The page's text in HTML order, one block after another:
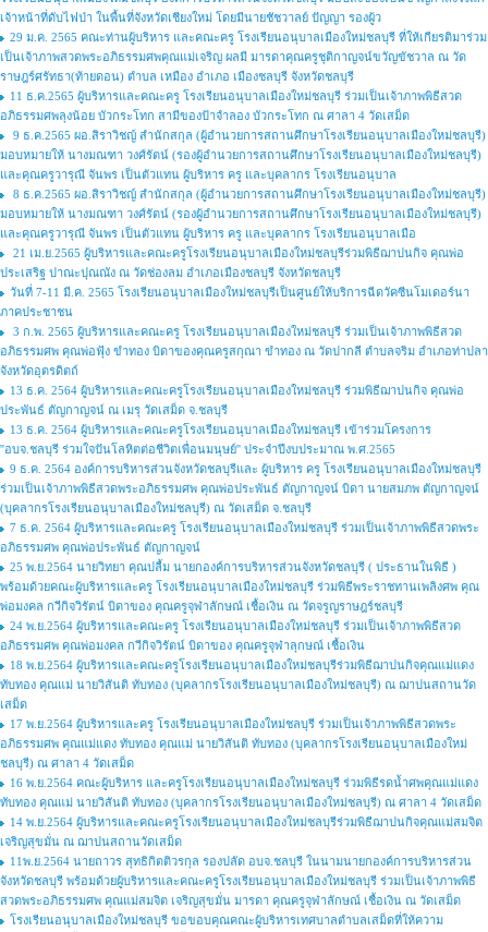
เจ้าหน้าที่ดับไฟป่า ในพื้นที่จังหวัดเชียงใหม่ โดยมีนายชัชวาลย์ ปัญญา รองผู้ว
29 ม.ค. 2565 คณะท่านผู้บริหาร และคณะครู โรงเรียนอนุบาลเมืองใหม่ชลบุรี ที่ให้เกียรติมาร่วม
เป็นเจ้าภาพสวดพระอภิธรรมศพคุณแม่เจริญ ผลมี มารดาคุณครูชุติกาญจน์ขวัญขัชวาล ณ วัด
ราษฎร์ศรัทธา(ท้ายดอน) ตำบล เหมือง อำเภอ เมืองชลบุรี จังหวัดชลบุรี
11 ธ.ค.2565 ผู้บริหารและคณะครู โรงเรียนอนุบาลเมืองใหม่ชลบุรี ร่วมเป็นเจ้าภาพพิธีสวด
อภิธรรมศพลุงน้อย บัวกระโทก สามีของป้าจำลอง บัวกระโทก ณ ศาลา 4 วัดเสม็ด
9 ธ.ค.2565 ผอ.สิราวิชญ์ สำนักสกุล (ผู้อำนวยการสถานศึกษาโรงเรียนอนุบาลเมืองใหม่ชลบุรี)
มอบหมายให้ นางมณฑา วงศ์รัตน์ (รองผู้อำนวยการสถานศึกษาโรงเรียนอนุบาลเมืองใหม่ชลบุรี)
และคุณครูวารุณี จันพร เป็นตัวแทน ผู้บริหาร ครู และบุคลากร โรงเรียนอนุบาล
8 ธ.ค.2565 ผอ.สิราวิชญ์ สำนักสกุล (ผู้อำนวยการสถานศึกษาโรงเรียนอนุบาลเมืองใหม่ชลบุรี)
มอบหมายให้ นางมณฑา วงศ์รัตน์ (รองผู้อำนวยการสถานศึกษาโรงเรียนอนุบาลเมืองใหม่ชลบุรี)
และคุณครูวารุณี จันพร เป็นตัวแทน ผู้บริหาร ครู และบุคลากร โรงเรียนอนุบาลเมือ
21 เม.ย.2565 ผู้บริหารและคณะครูโรงเรียนอนุบาลเมืองใหม่ชลบุรีร่วมพิธีฌาปนกิจ คุณพ่อ
ประเสริฐ ปาณะปุณณัง ณ วัดช่องลม อำเภอเมืองชลบุรี จังหวัดชลบุรี
วันที่ 7-11 มี.ค. 2565 โรงเรียนอนุบาลเมืองใหม่ชลบุรีเป็นศูนย์ให้บริการฉีดวัคซีนโมเดอร์นา
ภาคประชาชน
3 ก.พ. 2565 ผู้บริหารและคณะครู โรงเรียนอนุบาลเมืองใหม่ชลบุรี ร่วมเป็นเจ้าภาพพิธีสวด
อภิธรรมศพ คุณพ่อฟุ้ง ขำทอง บิดาของคุณครูสกุณา ขำทอง ณ วัดปากลี ตำบลจริม อำเภอท่าปลา
จังหวัดอุตรดิตถ์
13 ธ.ค. 2564 ผู้บริหารและคณะครูโรงเรียนอนุบาลเมืองใหม่ชลบุรี ร่วมพิธีฌาปนกิจ คุณพ่อ
ประพันธ์ ตัญกาญจน์ ณ เมรุ วัดเสม็ด จ.ชลบุรี
13 ธ.ค. 2564 ผู้บริหารและคณะครูโรงเรียนอนุบาลเมืองใหม่ชลบุรี เข้าร่วมโครงการ
''อบจ.ชลบุรี ร่วมใจปันโลหิตต่อชีวิตเพื่อนมนุษย์'' ประจำปีงบประมาณ พ.ศ.2565
9 ธ.ค. 2564 องค์การบริหารส่วนจังหวัดชลบุรีและ ผู้บริหาร ครู โรงเรียนอนุบาลเมืองใหม่ชลบุรี
ร่วมเป็นเจ้าภาพพิธีสวดพระอภิธรรมศพ คุณพ่อประพันธ์ ตัญกาญจน์ บิดา นายสมภพ ตัญกาญจน์
(บุคลากรโรงเรียนอนุบาลเมืองใหม่ชลบุรี) ณ วัดเสม็ด จ.ชลบุรี
7 ธ.ค. 2564 ผู้บริหารและคณะครู โรงเรียนอนุบาลเมืองใหม่ชลบุรี ร่วมเป็นเจ้าภาพพิธีสวดพระ
อภิธรรมศพ คุณพ่อประพันธ์ ตัญกาญจน์
25 พ.ย.2564 นายวิทยา คุณปลื้ม นายกองค์การบริหารส่วนจังหวัดชลบุรี ( ประธานในพิธี )
พร้อมด้วยคณะผู้บริหารและครู โรงเรียนอนุบาลเมืองใหม่ชลบุรี ร่วมพิธีพระราชทานเพลิงศพ คุณ
พ่อมงคล กวีกิจวิรัตน์ บิดาของ คุณครูจุฬาลักษณ์ เชื้อเงิน ณ วัดจรูญราษฎร์ชลบุรี
24 พ.ย.2564 ผู้บริหารและคณะครู โรงเรียนอนุบาลเมืองใหม่ชลบุรี ร่วมเป็นเจ้าภาพพิธีสวด
อภิธรรมศพ คุณพ่อมงคล กวีกิจวิรัตน์ บิดาของ คุณครูจุฬาลุกษณ์ เชื้อเงิน
18 พ.ย.2564 ผู้บริหารและคณะครูโรงเรียนอนุบาลเมืองใหม่ชลบุรีร่วมพิธีฌาปนกิจคุณแม่แดง
ทับทอง คุณแม่ นายวิสันติ ทับทอง (บุคลากรโรงเรียนอนุบาลเมืองใหม่ชลบุรี) ณ ฌาปนสถานวัด
เสม็ด
17 พ.ย.2564 ผู้บริหารและครู โรงเรียนอนุบาลเมืองใหม่ชลบุรี ร่วมเป็นเจ้าภาพพิธีสวดพระ
อภิธรรมศพ คุณแม่แดง ทับทอง คุณแม่ นายวิสันติ ทับทอง (บุคลากรโรงเรียนอนุบาลเมืองใหม่
ชลบุรี) ณ ศาลา 4 วัดเสม็ด
16 พ.ย.2564 คณะผู้บริหาร และครูโรงเรียนอนุบาลเมืองใหม่ชลบุรี ร่วมพิธีรดน้ำศพคุณแม่แดง
ทับทอง คุณแม่ นายวิสันติ ทับทอง (บุคลากรโรงเรียนอนุบาลเมืองใหม่ชลบุรี) ณ ศาลา 4 วัดเสม็ด
14 พ.ย.2564 ผู้บริหารและคณะครูโรงเรียนอนุบาลเมืองใหม่ชลบุรีร่วมพิธีฌาปนกิจคุณแม่สมจิต
เจริญสุขมั่น ณ ฌาปนสถานวัดเสม็ด
11พ.ย.2564 นายถาวร สุทธิกิตติวรกุล รองปลัด อบจ.ชลบุรี ในนามนายกองค์การบริหารส่วน
จังหวัดชลบุรี พร้อมด้วยผู้บริหารและคณะครูโรงเรียนอนุบาลเมืองใหม่ชลบุรี ร่วมเป็นเจ้าภาพพิธี
สวดพระอภิธรรมศพ คุณแม่สมจิต เจริญสุขมั่น มารดา คุณครูจุฬาลักษณ์ เชื้อเงิน ณ วัดเสม็ด
โรงเรียนอนุบาลเมืองใหม่ชลบุรี ขอขอบคุณคณะผู้บริหารเทศบาลตำบลเสม็ดที่ให้ความ